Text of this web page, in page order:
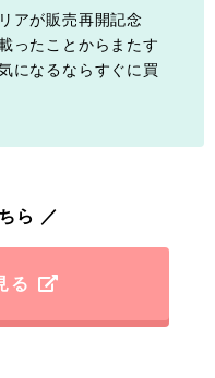
アが販売再開記念
ったことからまたす
になるならすぐに買
ら ／
る